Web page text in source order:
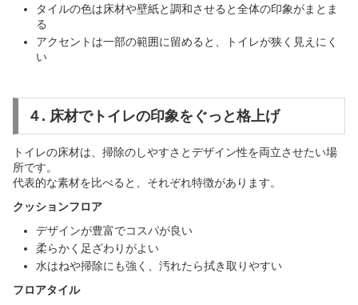
タイルの色は床材や壁紙と調和させると全体の印象がまとま
る
アクセントは一部の範囲に留めると、トイレが狭く見えにく
い
４. 床材でトイレの印象をぐっと格上げ
トイレの床材は、掃除のしやすさとデザイン性を両立させたい場
所です。
代表的な素材を比べると、それぞれ特徴があります。
クッションフロア
デザインが豊富でコスパが良い
柔らかく足ざわりがよい
水はねや掃除にも強く、汚れたら拭き取りやすい
フロアタイル